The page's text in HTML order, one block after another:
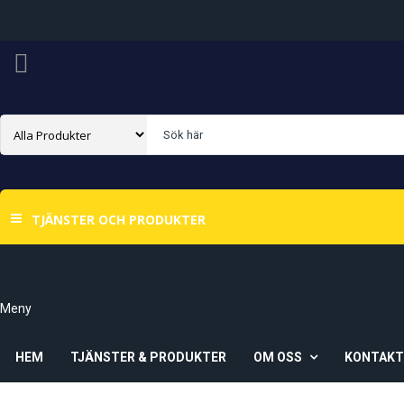
TJÄNSTER OCH PRODUKTER
Meny
HEM TJÄNSTER & PRODUKTER OM OSS KONTAKT